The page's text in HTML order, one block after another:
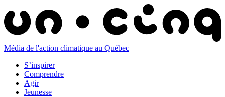
Média de l'action climatique au Québec
S’inspirer
Comprendre
Agir
Jeunesse